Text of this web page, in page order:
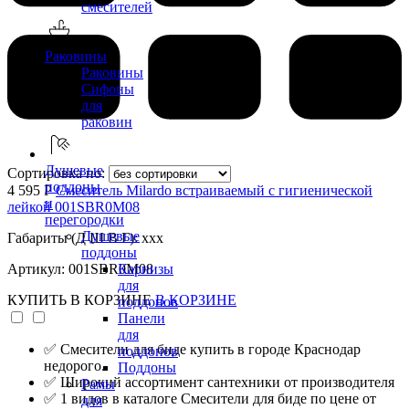
смесителей
Раковины
Раковины
Сифоны
для
раковин
Душевые
поддоны
и
перегородки
Душевые
поддоны
Карнизы
для
поддонов
Панели
для
поддонов
Поддоны
Рамы
для
Сортировка по:
4 595 РСмеситель Milardo встраиваемый с гигиенической
лейкой 001SBR0M08
Габариты (Д Ш В Г): xxx
Артикул: 001SBR0M08
КУПИТЬ В КОРЗИНЕ В КОРЗИНЕ
✅ Смесители для биде купить в городе Краснодар
недорого.
✅ Широкий ассортимент сантехники от производителя
✅ 1 видов в каталоге Смесители для биде по цене от